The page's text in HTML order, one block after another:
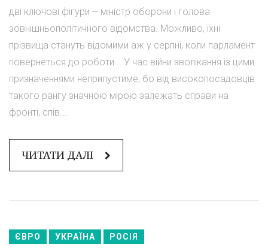
дві ключові фігури -- міністр оборони і голова
зовнішньополітичного відомства. Можливо, їхні
прізвища стануть відомими аж у серпні, коли парламент
повернеться до роботи... У час війни зволікання із цими
призначеннями неприпустиме, бо від високопосадовців
такого рангу значною мірою залежать справи на
фронті, спів...
ЧИТАТИ ДАЛІ
ЄВРО УКРАЇНА РОСІЯ